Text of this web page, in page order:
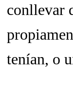
conllevar
tenían, o